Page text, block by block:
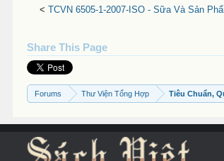
< TCVN 6505-1-2007-ISO - Sữa Và Sản
Share This Page
Forums Thư Viện Tổng Hợp Tiêu Chuẩn,